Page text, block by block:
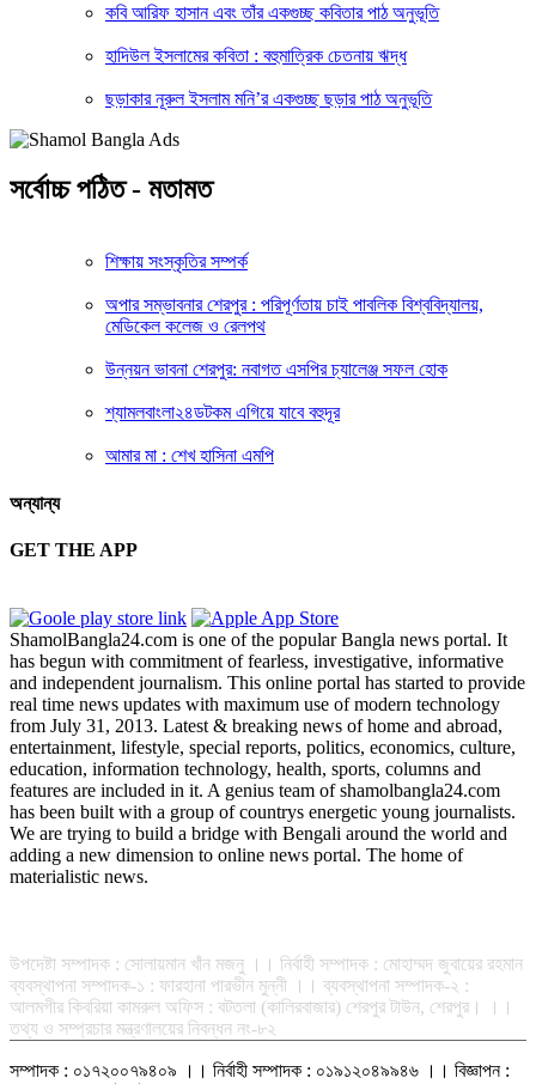
কবি আরিফ হাসান এবং তাঁর একগুচ্ছ কবিতার পাঠ অনুভূতি
হাদিউল ইসলামের কবিতা : বহুমাত্রিক চেতনায় ঋদ্ধ
ছড়াকার নূরুল ইসলাম মনি’র একগুচ্ছ ছড়ার পাঠ অনুভূতি
সর্বোচ্চ পঠিত - মতামত
শিক্ষায় সংস্কৃতির সম্পর্ক
অপার সম্ভাবনার শেরপুর : পরিপূর্ণতায় চাই পাবলিক বিশ্ববিদ্যালয়,
মেডিকেল কলেজ ও রেলপথ
উন্নয়ন ভাবনা শেরপুর: নবাগত এসপির চ্যালেঞ্জ সফল হোক
শ্যামলবাংলা২৪ডটকম এগিয়ে যাবে বহুদূর
আমার মা : শেখ হাসিনা এমপি
অন্যান্য
GET THE APP
ShamolBangla24.com is one of the popular Bangla news portal. It
has begun with commitment of fearless, investigative, informative
and independent journalism. This online portal has started to provide
real time news updates with maximum use of modern technology
from July 31, 2013. Latest & breaking news of home and abroad,
entertainment, lifestyle, special reports, politics, economics, culture,
education, information technology, health, sports, columns and
features are included in it. A genius team of shamolbangla24.com
has been built with a group of countrys energetic young journalists.
We are trying to build a bridge with Bengali around the world and
adding a new dimension to online news portal. The home of
materialistic news.
উপদেষ্টা সম্পাদক : সোলায়মান খাঁন মজনু ।। নির্বাহী সম্পাদক : মোহাম্মদ জুবায়ের রহমান
ব্যবস্থাপনা সম্পাদক-১ : ফারহানা পারভীন মুন্নী ।। ব্যবস্থাপনা সম্পাদক-২ :
আলমগীর কিবরিয়া কামরুল অফিস : বটতলা (কালিরবাজার) শেরপুর টাউন, শেরপুর। ।।
তথ্য ও সম্প্রচার মন্ত্রণালয়ের নিবন্ধন নং-৮২
সম্পাদক : ০১৭২০০৭৯৪০৯ ।। নির্বাহী সম্পাদক : ০১৯১২০৪৯৯৪৬ ।। বিজ্ঞাপন :